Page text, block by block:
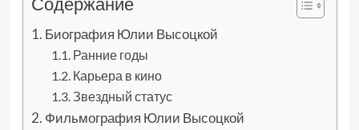
Биография Юлии Высоцкой
Ранние годы
Карьера в кино
Звездный статус
Фильмография Юлии Высоцкой